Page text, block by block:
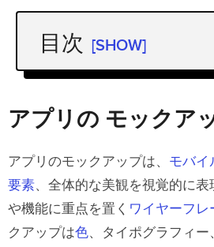
目次 [SHOW]
アプリの モックアップ
モバイルアプリの モッ
デザインプロセス全体
プ を位置付ける方法
アプリデザインの モッ
アプリの モックア
アプリのモックアップは、 モバイ
要素、全体的な美観を視覚的に
や機能に重点を置く ワイヤーフレ
クアップは色、タイポグラフィ